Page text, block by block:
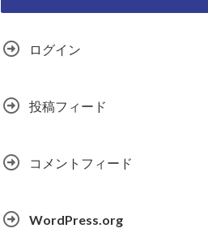
ログイン
投稿フィード
コメントフィード
WordPress.org